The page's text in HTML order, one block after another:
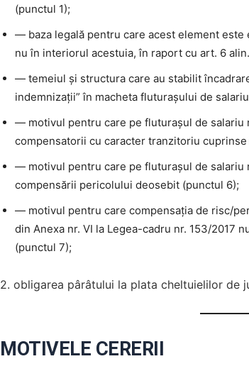
(punctul 1);
— baza legală pentru care acest element
nu în interiorul acestuia, în raport cu art. 6
— temeiul și structura care au stabilit
indemnizații” în macheta fluturașului de
— motivul pentru care pe fluturașul de
compensatorii cu caracter tranzitoriu
— motivul pentru care pe fluturașul de
compensării pericolului deosebit (punctul 6);
— motivul pentru care compensația de risc/
din Anexa nr. VI la Legea-cadru nr. 153/2017
(punctul 7);
2. obligarea pârâtului la plata cheltuielilor de
MOTIVELE CERERII